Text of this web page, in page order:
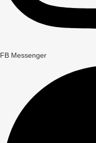
FB Messenger